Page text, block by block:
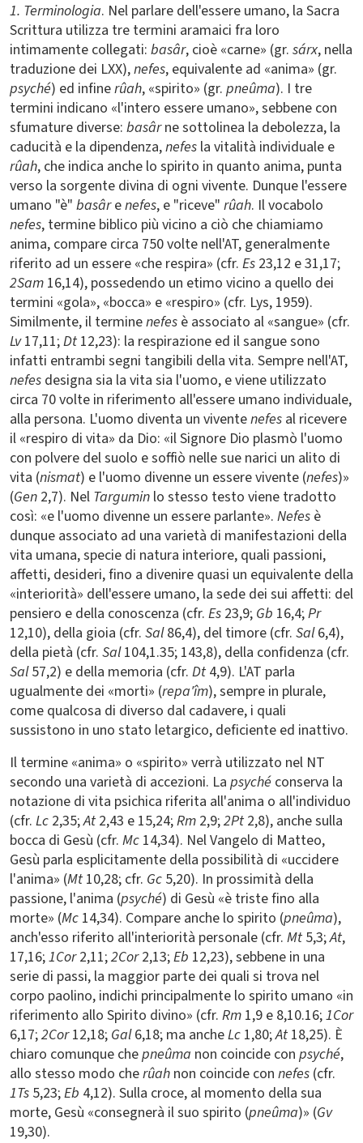
1. Terminologia. Nel parlare dell'essere umano, la Sacra
Scrittura utilizza tre termini aramaici fra loro
intimamente collegati: basâr, cioè «carne» (gr. sárx, nella
traduzione dei LXX),nefes, equivalente ad «anima» (gr.
psyché) ed infinerûah, «spirito» (gr. pneûma). I tre
termini indicano «l'intero essere umano», sebbene con
sfumature diverse: basârne sottolinea la debolezza, la
caducità e la dipendenza,nefes la vitalità individuale e
rûah, che indica anche lo spirito in quanto anima, punta
verso la sorgente divina di ogni vivente. Dunque l'essere
umano "è" basârenefes, e "riceve" rûah. Il vocabolo
nefes, termine biblico più vicino a ciò che chiamiamo
anima, compare circa 750 volte nell'AT, generalmente
riferito ad un essere «che respira» (cfr. Es 23,12 e 31,17;
2Sam 16,14), possedendo un etimo vicino a quello dei
termini «gola», «bocca» e «respiro» (cfr. Lys, 1959).
Similmente, il terminenefes è associato al «sangue» (cfr.
Lv17,11;Dt 12,23): la respirazione ed il sangue sono
infatti entrambi segni tangibili della vita. Sempre nell'AT,
nefes designa sia la vita sia l'uomo, e viene utilizzato
circa 70 volte in riferimento all'essere umano individuale,
alla persona. L'uomo diventa un viventenefes al ricevere
il «respiro di vita» da Dio: «il Signore Dio plasmò l'uomo
con polvere del suolo e soffiò nelle sue narici un alito di
vita (nismat) e l'uomo divenne un essere vivente (nefes)»
(Gen 2,7). Nel Targumin lo stesso testo viene tradotto
così: «e l'uomo divenne un essere parlante». Nefes è
dunque associato ad una varietà di manifestazioni della
vita umana, specie di natura interiore, quali passioni,
affetti, desideri, fino a divenire quasi un equivalente della
«interiorità» dell'essere umano, la sede dei sui affetti: del
pensiero e della conoscenza (cfr. Es 23,9; Gb 16,4;Pr
12,10), della gioia (cfr. Sal86,4), del timore (cfr. Sal6,4),
della pietà (cfr. Sal104,1.35; 143,8), della confidenza (cfr.
Sal57,2) e della memoria (cfr. Dt 4,9). L'AT parla
ugualmente dei «morti» (repa'îm), sempre in plurale,
come qualcosa di diverso dal cadavere, i quali
sussistono in uno stato letargico, deficiente ed inattivo.
Il termine «anima» o «spirito» verrà utilizzato nel NT
secondo una varietà di accezioni. La psyché conserva la
notazione di vita psichica riferita all'anima o all'individuo
(cfr. Lc 2,35;At 2,43 e 15,24;Rm 2,9;2Pt 2,8), anche sulla
bocca di Gesù (cfr. Mc 14,34). Nel Vangelo di Matteo,
Gesù parla esplicitamente della possibilità di «uccidere
l'anima» (Mt 10,28; cfr. Gc 5,20). In prossimità della
passione, l'anima (psyché) di Gesù «è triste fino alla
morte» (Mc 14,34). Compare anche lo spirito (pneûma),
anch'esso riferito all'interiorità personale (cfr. Mt 5,3;At,
17,16;1Cor2,11;2Cor2,13;Eb 12,23), sebbene in una
serie di passi, la maggior parte dei quali si trova nel
corpo paolino, indichi principalmente lo spirito umano «in
riferimento allo Spirito divino» (cfr. Rm 1,9 e 8,10.16;1Cor
6,17;2Cor12,18; Gal6,18; ma ancheLc 1,80;At 18,25). È
chiaro comunque chepneûma non coincide con psyché,
allo stesso modo cherûah non coincide con nefes (cfr.
1Ts 5,23;Eb 4,12). Sulla croce, al momento della sua
morte, Gesù «consegnerà il suo spirito (pneûma)» (Gv
19,30).